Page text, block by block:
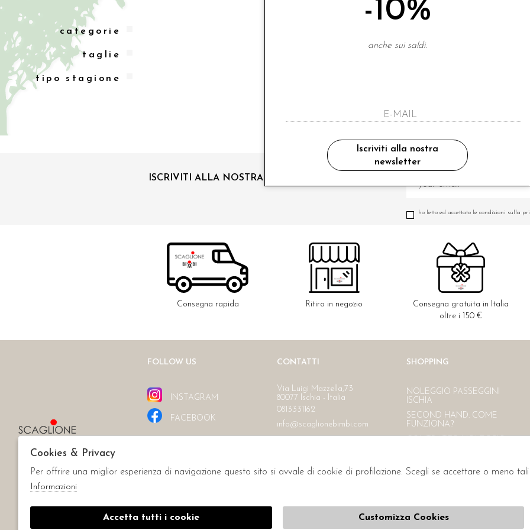
categorie
taglie
tipo stagione
ISCRIVITI ALLA NOSTRA NEWSLETTER
ho letto ed accettato le condizioni sulla
Consegna rapida Ritiro in negozio
Consegna gratuita in Italia
oltre i 150 €
FOLLOW US
INSTAGRAM
FACEBOOK
CONTATTI
Via Luigi Mazzella,73
80077 Ischia - Italia
0813331162
info@scaglionebimbi.com
SHOPPING
NOLEGGIO PASSEGGINI
ISCHIA
SECOND HAND. COME
FUNZIONA?
CONTATTI
L'AZIENDA
-10%
anche sui saldi.
Iscriviti alla nostra
newsletter
Cookies & Privacy
Per offrire una miglior esperienza di navigazione questo sito si avvale di cookie di profilazione. Scegli se accettare o meno
Informazioni
Accetta tutti i cookie Customizza Cookies